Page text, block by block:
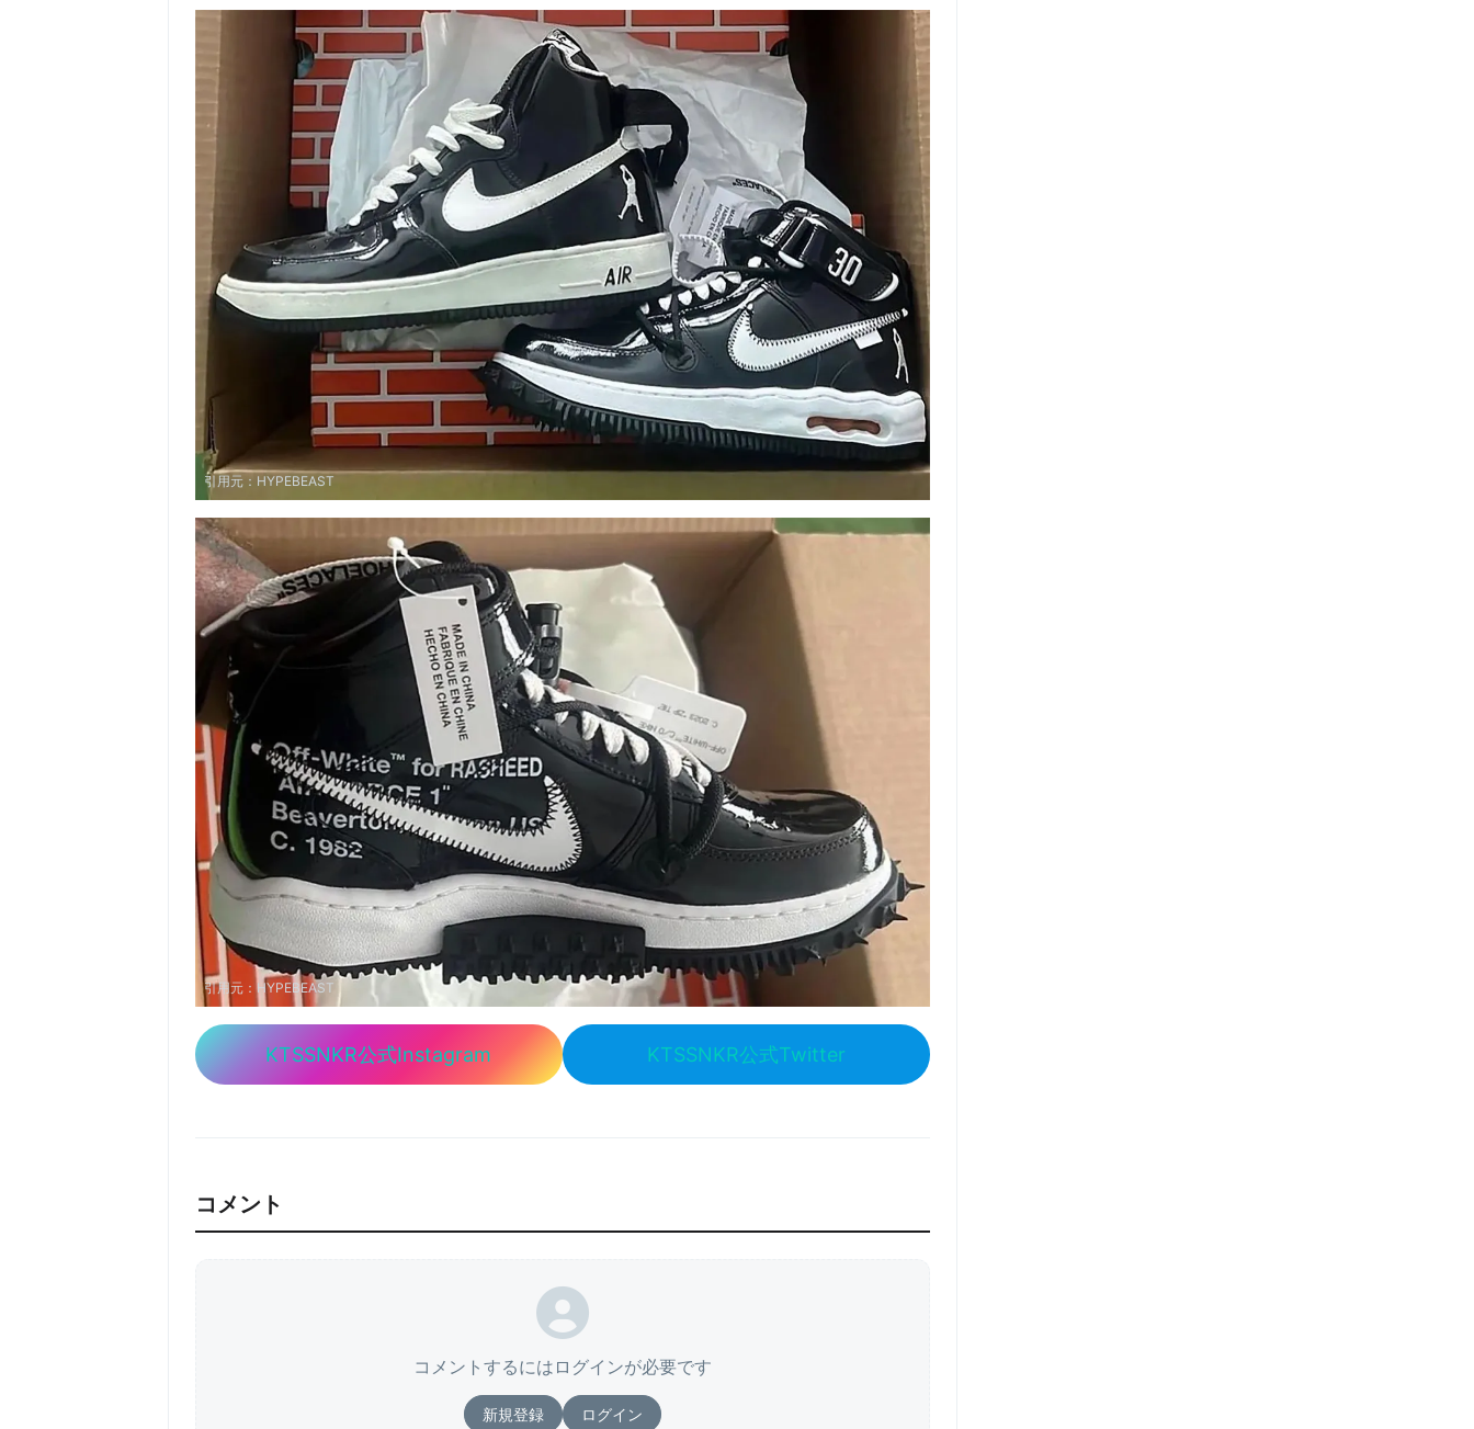
引用元： HYPEBEAST
引用元： HYPEBEAST
KTSSNKR公式Instagram KTSSNKR公式Twitter
コメント
コメントするにはログインが必要です
新規登録 ログイン